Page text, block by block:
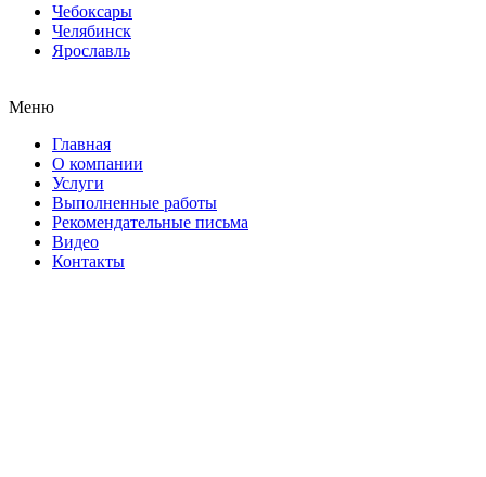
Чебоксары
Челябинск
Ярославль
Меню
Главная
О компании
Услуги
Выполненные работы
Рекомендательные письма
Видео
Контакты